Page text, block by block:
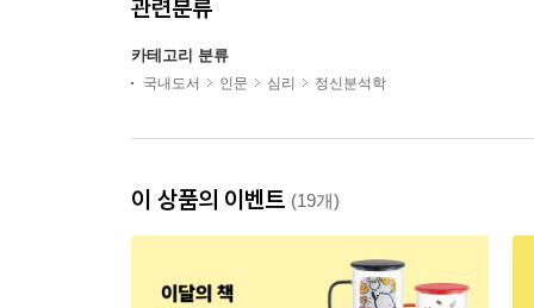
관련분류
카테고리 분류
국내도서 인문 심리 정신분석학
이 상품의 이벤트 (19개)